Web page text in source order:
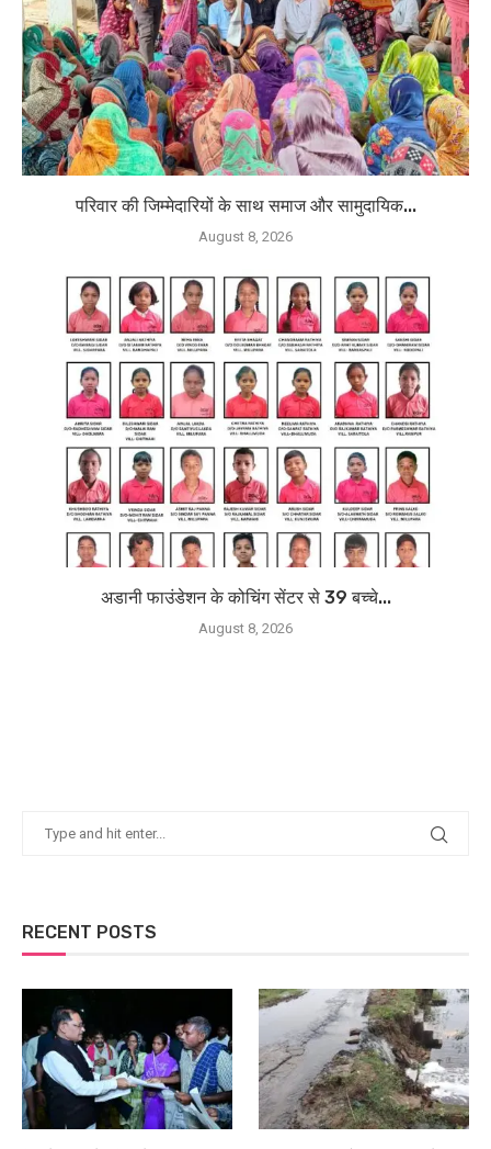
परिवार की जिम्मेदारियों के साथ समाज और सामुदायिक...
August 8, 2026
अडानी फाउंडेशन के कोचिंग सेंटर से 39 बच्चे...
August 8, 2026
RECENT POSTS